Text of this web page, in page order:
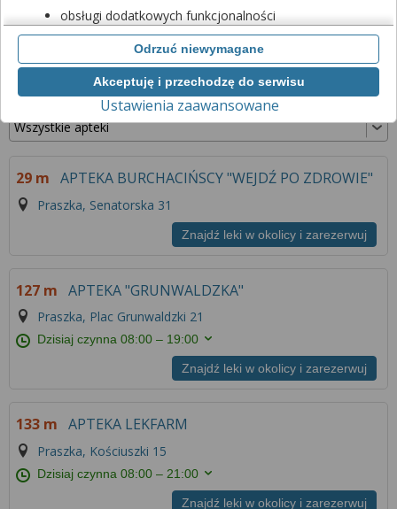
aptek.4apteki zgłosiły nam, że są właśnie
otwarte.*
Wybierz typ aptek
29 m APTEKA BURCHACIŃSCY "WEJDŹ PO ZDROWIE"
Praszka, Senatorska 31
Znajdź leki w okolicy i zarezerwuj
127 m APTEKA "GRUNWALDZKA"
Praszka, Plac Grunwaldzki 21
Dzisiaj czynna08:00 – 19:00
Znajdź leki w okolicy i zarezerwuj
133 m APTEKA LEKFARM
Praszka, Kościuszki 15
Dzisiaj czynna08:00 – 21:00
Znajdź leki w okolicy i zarezerwuj
obsługi dodatkowych funkcjonalności
usprawniających działanie naszego serwisu,
analizy tego, w jaki sposób korzystasz z naszej
strony,
marketingu bezpośredniego i wyświetlania reklam, w
tym reklam spersonalizowanych,
udostępniania funkcji mediów społecznościowych.
wyrazić zgodę na przetwarzanie przez nas i
naszych partnerów Twoich danych w
Pamiętaj, że wyrażenie zgody jest dobrowolne, a
możesz też wycofać zgodę na przetwarzanie Twoich
danych tylko w niektórych celach. Jeżeli chcesz
dowiedzieć się więcej lub chcesz przeprowadzić
konfigurację szczegółową, to możesz tego dokonać
za pomocą „Ustawień zaawansowanych”.
narzędzi zewnętrznych w naszym serwisie
znajdziesz wRegulaminie Serwisu
Odrzuć niewymagane
Akceptuję i przechodzę do serwisu
Ustawienia zaawansowane